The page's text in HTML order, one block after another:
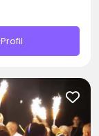
Profil